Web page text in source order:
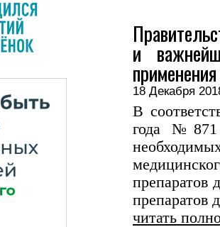
и
18 Декабря
В
года №871
препаратов
препаратов
читать